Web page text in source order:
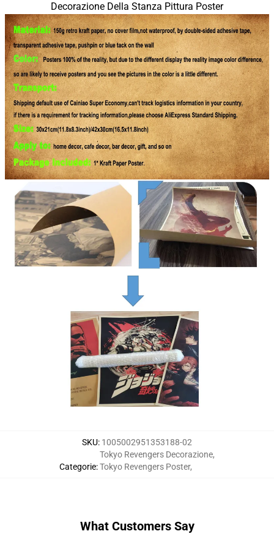
Decorazione Della Stanza Pittura Poster
SKU: 1005002951353188-02
Categorie:
Tokyo Revengers Decorazione,
Tokyo Revengers Poster,
What Customers Say